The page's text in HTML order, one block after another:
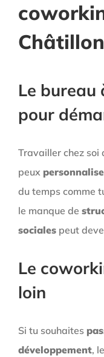
Le bureau
pour
Travailler chez soi
peux
du temps comme
le manque de
socialespeut
Le
loin
Si tu souhaites
développement,